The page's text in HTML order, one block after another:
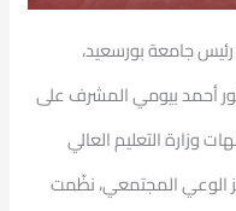
جامعة بورسعيد،
أحمد بيومي المشرف على
وزارة التعليم العالي
الوعي المجتمعي، نظّمت